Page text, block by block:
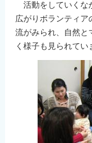
活動をしていくな
広がりボランティア
流がみられ、自然と
く様子も見られてい